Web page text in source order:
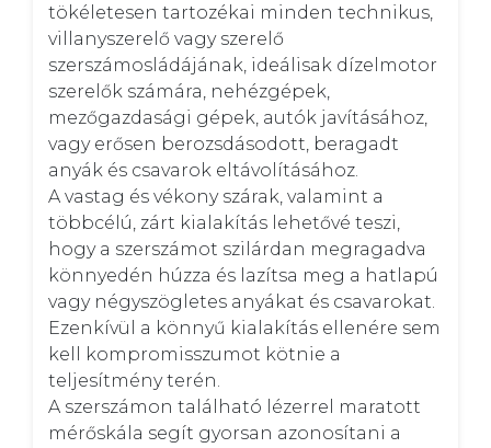
tökéletesen tartozékai minden technikus,
villanyszerelő vagy szerelő
szerszámosládájának, ideálisak dízelmotor
szerelők számára, nehézgépek,
mezőgazdasági gépek, autók javításához,
vagy erősen berozsdásodott, beragadt
anyák és csavarok eltávolításához.
A vastag és vékony szárak, valamint a
többcélú, zárt kialakítás lehetővé teszi,
hogy a szerszámot szilárdan megragadva
könnyedén húzza és lazítsa meg a hatlapú
vagy négyszögletes anyákat és csavarokat.
Ezenkívül a könnyű kialakítás ellenére sem
kell kompromisszumot kötnie a
teljesítmény terén.
A szerszámon található lézerrel maratott
mérőskála segít gyorsan azonosítani a